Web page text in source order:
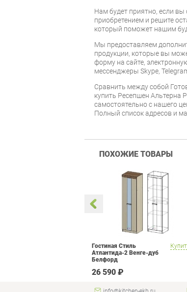
Нам будет приятно, если
приобретением и решите
который поможет нашим
Мы предоставляем
продукции, которые вы
форму на сайте,
мессенджеры Skype,
Cравнить между собой
купить Ресепшен Альтерна
самостоятельно с нашего
Полный список адресов и
ПОХОЖИЕ ТОВАРЫ
Гостиная Стиль
Атлантида-2 Венге-дуб
Белфорд
26 590 ₽